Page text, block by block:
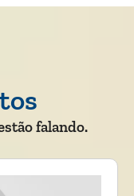
falando.